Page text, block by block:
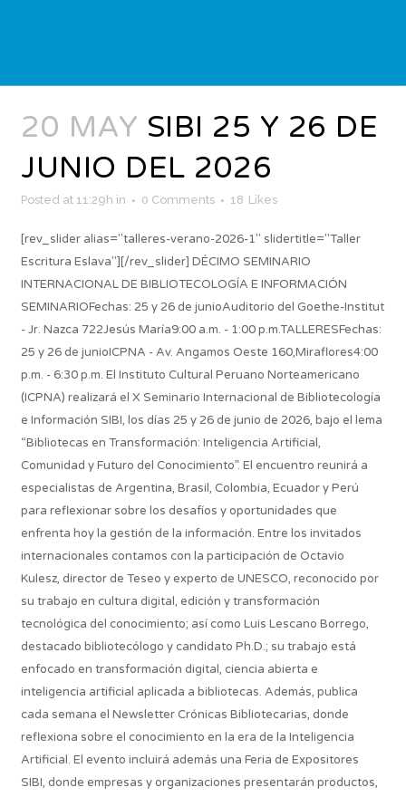
20 MAY SIBI 25 Y 26 DE
JUNIO DEL 2026
Posted at 11:29h in 0 Comments 18 Likes
[rev_slider alias="talleres-verano-2026-1" slidertitle="Taller
Escritura Eslava"][/rev_slider] DÉCIMO SEMINARIO
INTERNACIONAL DE BIBLIOTECOLOGÍA E INFORMACIÓN
SEMINARIOFechas: 25 y 26 de junioAuditorio del Goethe-Institut
- Jr. Nazca 722Jesús María9:00 a.m. - 1:00 p.m.TALLERESFechas:
25 y 26 de junioICPNA - Av. Angamos Oeste 160,Miraflores4:00
p.m. - 6:30 p.m. El Instituto Cultural Peruano Norteamericano
(ICPNA) realizará el X Seminario Internacional de Bibliotecología
e Información SIBI, los días 25 y 26 de junio de 2026, bajo el lema
“Bibliotecas en Transformación: Inteligencia Artificial,
Comunidad y Futuro del Conocimiento”. El encuentro reunirá a
especialistas de Argentina, Brasil, Colombia, Ecuador y Perú
para reflexionar sobre los desafíos y oportunidades que
enfrenta hoy la gestión de la información. Entre los invitados
internacionales contamos con la participación de Octavio
Kulesz, director de Teseo y experto de UNESCO, reconocido por
su trabajo en cultura digital, edición y transformación
tecnológica del conocimiento; así como Luis Lescano Borrego,
destacado bibliotecólogo y candidato Ph.D.; su trabajo está
enfocado en transformación digital, ciencia abierta e
inteligencia artificial aplicada a bibliotecas. Además, publica
cada semana el Newsletter Crónicas Bibliotecarias, donde
reflexiona sobre el conocimiento en la era de la Inteligencia
Artificial. El evento incluirá además una Feria de Expositores
SIBI, donde empresas y organizaciones presentarán productos,